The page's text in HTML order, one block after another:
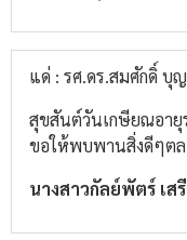
แด่ : รศ.ดร.สมศักดิ์ บุ
สุขสันต์วันเกษียณอายุ
ขอให้พบพานสิ่งดีๆต
นางสาวกัลย์พัตร์ เส